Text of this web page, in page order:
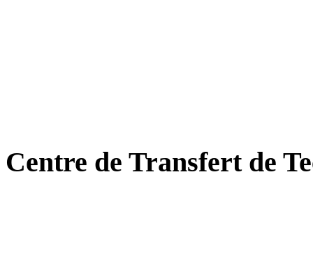
Centre de Transfert de